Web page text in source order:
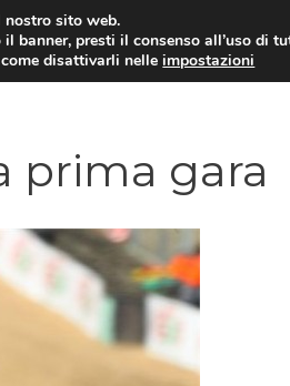
MOTO NEWS
prima gara
sito web.
banner, presti il consenso all’uso di
disattivarli nelleimpostazioni